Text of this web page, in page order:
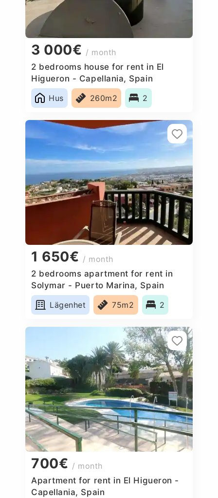
3 000€ / month
2 bedrooms house for rent in El
Higueron - Capellania, Spain
Hus
260m2 2
1 650€ / month
2 bedrooms apartment for rent in
Solymar - Puerto Marina, Spain
Lägenhet
75m2 2
700€ / month
Apartment for rent in El Higueron -
Capellania, Spain